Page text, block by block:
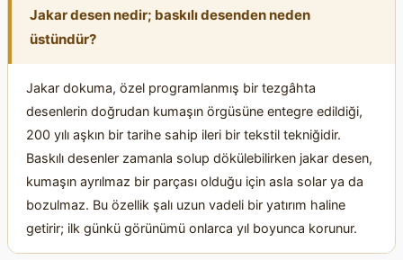
Jakar desen nedir; baskılı desenden neden
üstündür?
Jakar dokuma, özel programlanmış bir tezgâhta
desenlerin doğrudan kumaşın örgüsüne entegre edildiği,
200 yılı aşkın bir tarihe sahip ileri bir tekstil tekniğidir.
Baskılı desenler zamanla solup dökülebilirken jakar desen,
kumaşın ayrılmaz bir parçası olduğu için asla solar ya da
bozulmaz. Bu özellik şalı uzun vadeli bir yatırım haline
getirir; ilk günkü görünümü onlarca yıl boyunca korunur.